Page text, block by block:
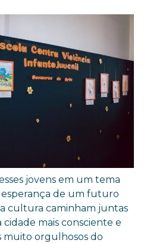
jovens em um tema
de um futuro
cultura caminham juntas
mais consciente e
muito orgulhosos do